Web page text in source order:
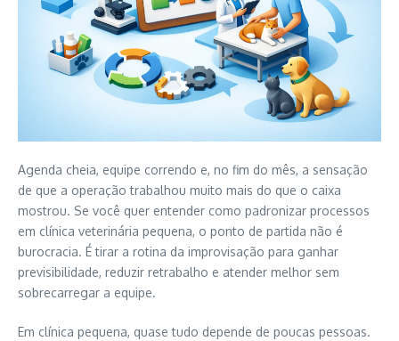
Agenda cheia, equipe correndo e, no fim do mês, a sensação
de que a operação trabalhou muito mais do que o caixa
mostrou. Se você quer entender como padronizar processos
em clínica veterinária pequena, o ponto de partida não é
burocracia. É tirar a rotina da improvisação para ganhar
previsibilidade, reduzir retrabalho e atender melhor sem
sobrecarregar a equipe.
Em clínica pequena, quase tudo depende de poucas pessoas.